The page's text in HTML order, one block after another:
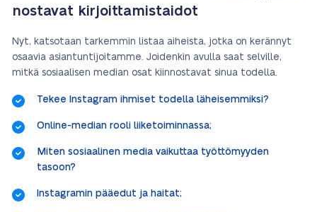
nostavat kirjoittamistaidot
Nyt, katsotaan tarkemmin listaa aiheista, jotka on kerännyt
osaavia asiantuntijoitamme. Joidenkin avulla saat selville,
mitkä sosiaalisen median osat kiinnostavat sinua todella.
Tekee Instagram ihmiset todella läheisemmiksi?
Online-median rooli liiketoiminnassa;
Miten sosiaalinen media vaikuttaa työttömyyden
tasoon?
Instagramin pääedut ja haitat;